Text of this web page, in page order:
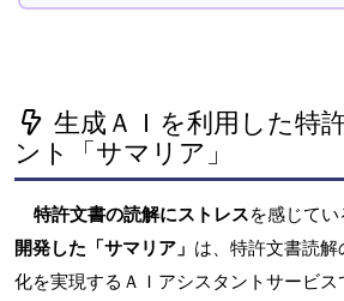
生成ＡＩを利用した特
ント「サマリア」
特許文書の読解にストレスを感じてい
開発した「サマリア」 は、特許文書読
化を実現するＡＩアシスタントサービ